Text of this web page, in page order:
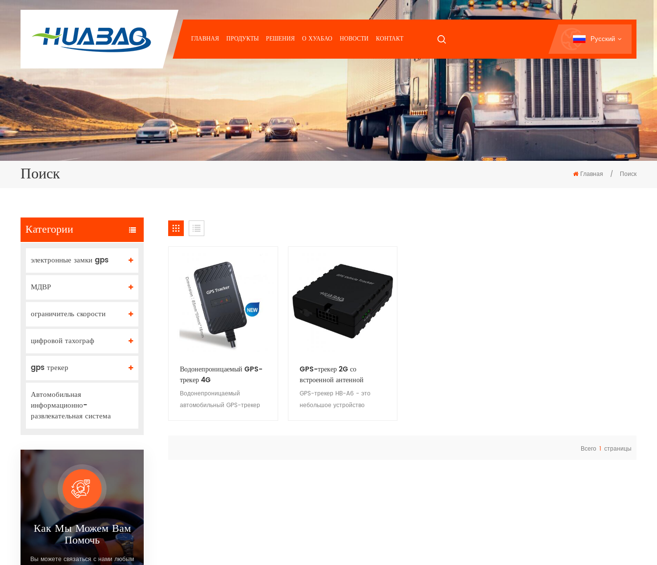
ГЛАВНАЯ ПРОДУКТЫ РЕШЕНИЯ О ХУАБАО НОВОСТИ КОНТАКТ Русский
Поиск Главная / Поиск
Категории
электронные замки gps
МДВР
ограничитель скорости
цифровой тахограф
gps трекер
Автомобильная
информационно-
развлекательная система
Как Мы Можем Вам
Помочь
Вы можете связаться с нами любым
Водонепроницаемый GPS-
трекер 4G
Водонепроницаемый
автомобильный GPS-трекер
GPS-трекер 2G со
встроенной антенной
GPS-трекер HB-A6 - это
небольшое устройство
Всего 1 страницы